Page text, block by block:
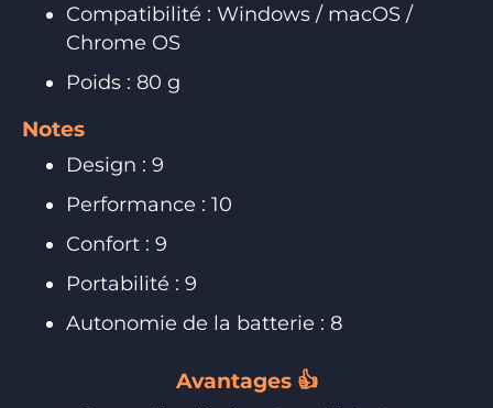
Compatibilité : Windows / macOS /
Chrome OS
Poids : 80 g
Notes
Design : 9
Performance : 10
Confort : 9
Portabilité : 9
Autonomie de la batterie : 8
Avantages 👍